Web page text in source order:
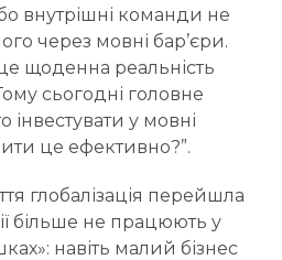
внутрішні команди не
через мовні бар’єри.
щоденна реальність
сьогодні головне
інвестувати у мовні
це ефективно?”.
глобалізація перейшла
більше не працюють у
навіть малий бізнес